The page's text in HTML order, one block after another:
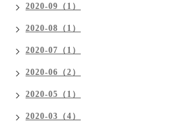
2020-09（1）
2020-08（1）
2020-07（1）
2020-06（2）
2020-05（1）
2020-03（4）